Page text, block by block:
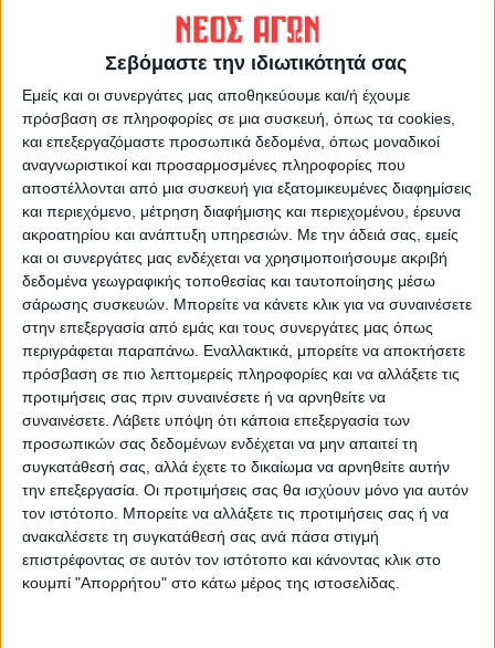
Σεβόμαστε την ιδιωτικότητά σας
Εμείς και οι συνεργάτες μας αποθηκεύουμε και/ή έχουμε
πρόσβαση σε πληροφορίες σε μια συσκευή, όπως τα cookies,
και επεξεργαζόμαστε προσωπικά δεδομένα, όπως μοναδικοί
αναγνωριστικοί και προσαρμοσμένες πληροφορίες που
αποστέλλονται από μια συσκευή για εξατομικευμένες διαφημίσεις
και περιεχόμενο, μέτρηση διαφήμισης και περιεχομένου, έρευνα
ακροατηρίου και ανάπτυξη υπηρεσιών. Με την άδειά σας, εμείς
και οι συνεργάτες μας ενδέχεται να χρησιμοποιήσουμε ακριβή
δεδομένα γεωγραφικής τοποθεσίας και ταυτοποίησης μέσω
σάρωσης συσκευών. Μπορείτε να κάνετε κλικ για να συναινέσετε
στην επεξεργασία από εμάς και τους συνεργάτες μας όπως
περιγράφεται παραπάνω. Εναλλακτικά, μπορείτε να αποκτήσετε
πρόσβαση σε πιο λεπτομερείς πληροφορίες και να αλλάξετε τις
προτιμήσεις σας πριν συναινέσετε ή να αρνηθείτε να
συναινέσετε. Λάβετε υπόψη ότι κάποια επεξεργασία των
προσωπικών σας δεδομένων ενδέχεται να μην απαιτεί τη
συγκατάθεσή σας, αλλά έχετε το δικαίωμα να αρνηθείτε αυτήν
την επεξεργασία. Οι προτιμήσεις σας θα ισχύουν μόνο για αυτόν
τον ιστότοπο. Μπορείτε να αλλάξετε τις προτιμήσεις σας ή να
ανακαλέσετε τη συγκατάθεσή σας ανά πάσα στιγμή
επιστρέφοντας σε αυτόν τον ιστότοπο και κάνοντας κλικ στο
κουμπί "Απορρήτου" στο κάτω μέρος της ιστοσελίδας.
ΤΡΑΠΕΖΑΣ ΘΕΣΣΑΛΙΑΣ
κακοκαιρίας η χώρα – Ένας
αγνούμενος, προβλήματα,
καταστροφές και έκτακτα
ΝΕΟΣ ΑΓΩΝ
https://neosagon.gr
Η Αρχαιότερη Καθημερινή Πρωινή Εφημερίδα της Καρδίτσας
ΠΑΡΟΜΟΙΑ ΑΡΘΡΑ